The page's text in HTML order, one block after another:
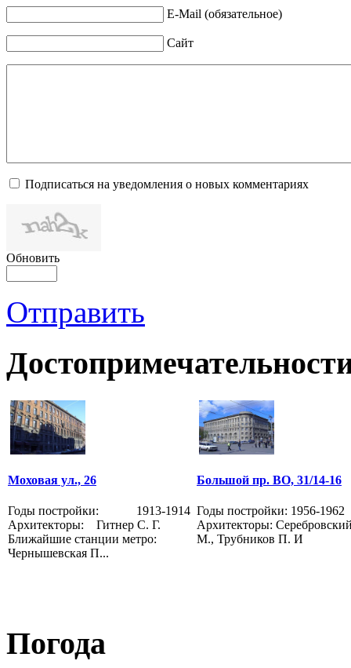
E-Mail (обязательное)
Сайт
Подписаться на уведомления о новых комментариях
Обновить
Отправить
Моховая ул., 26
Годы постройки: 1913-1914
Архитекторы: Гитнер С. Г.
Ближайшие станции метро:
Чернышевская П...
Большой пр. ВО, 31/14-16
Годы постройки: 1956-1962
Архитекторы:
М., Трубников П. И
Погода